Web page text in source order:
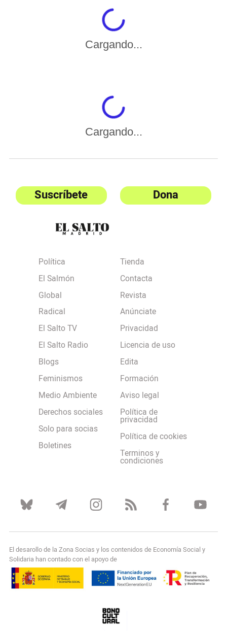
Cargando...
Cargando...
Suscríbete Dona
Política
El Salmón
Global
Radical
El Salto TV
El Salto Radio
Blogs
Feminismos
Medio Ambiente
Derechos sociales
Solo para socias
Boletines
Tienda
Contacta
Revista
Anúnciate
Privacidad
Licencia de uso
Edita
Formación
Aviso legal
Política de
privacidad
Política de cookies
Terminos y
condiciones
El desarollo de la Zona Socias y los contenidos de Economía Social y
Solidaria han contado con el apoyo de